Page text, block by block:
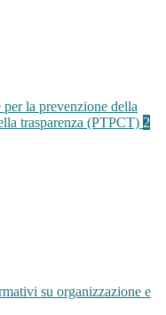
la prevenzione della
trasparenza (PTPCT) 2
su organizzazione e